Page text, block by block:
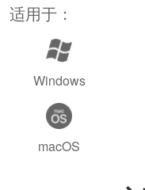
适用于：
Windows
macOS